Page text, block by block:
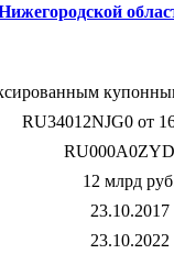
RU34012NJG0 от
12 млрд
23.10.2017
23.10.2022